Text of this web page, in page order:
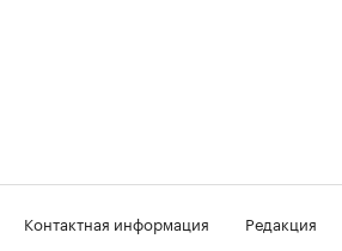
Контактная информация Редакция